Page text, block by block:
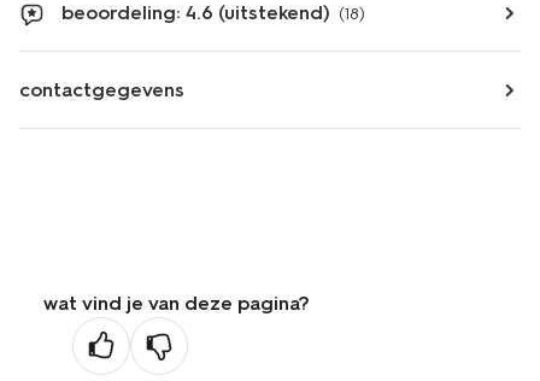
beoordeling: 4.6 (uitstekend) (18)
contactgegevens
wat vind je van deze pagina?